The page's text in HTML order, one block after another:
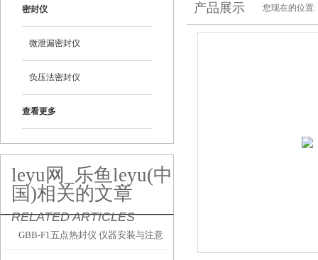
密封仪
微泄漏密封仪
负压法密封仪
查看更多
leyu网_乐鱼leyu(中
国)相关的文章
RELATED ARTICLES
GBB-F1五点热封仪 仪器安装与注意
产品展示 您现在的位置: